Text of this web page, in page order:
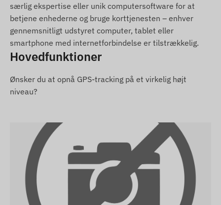
særlig ekspertise eller unik computersoftware for at
betjene enhederne og bruge korttjenesten – enhver
gennemsnitligt udstyret computer, tablet eller
smartphone med internetforbindelse er tilstrækkelig.
Hovedfunktioner
Ønsker du at opnå GPS-tracking på et virkelig højt
niveau?